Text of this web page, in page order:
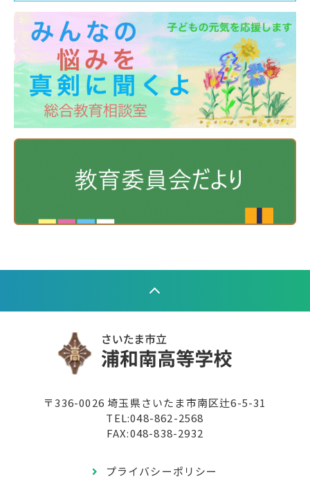
〒336-0026 埼玉県さいたま市南区辻6-5-31
TEL:048-862-2568
FAX:048-838-2932
プライバシーポリシー